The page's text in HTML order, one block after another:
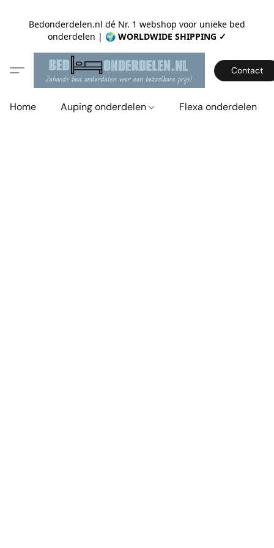
Bedonderdelen.nl dé Nr. 1 webshop voor unieke bed
onderdelen | 🌍 WORLDWIDE SHIPPING ✓
Contact
Home Auping onderdelen Flexa onderdelen